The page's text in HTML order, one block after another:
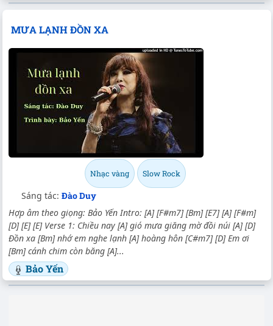
MƯA LẠNH ĐỒN XA
Nhạc vàng Slow Rock
Sáng tác: Đào Duy
Hợp âm theo giọng: Bảo Yến Intro: [A] [F#m7] [Bm] [E7] [A] [F#m]
[D] [E] [E] Verse 1: Chiều nay [A] gió mưa giăng mờ đồi núi [A] [D]
Đồn xa [Bm] nhớ em nghe lạnh [A] hoàng hôn [C#m7] [D] Em ơi
[Bm] cánh chim còn băng [A]...
Bảo Yến